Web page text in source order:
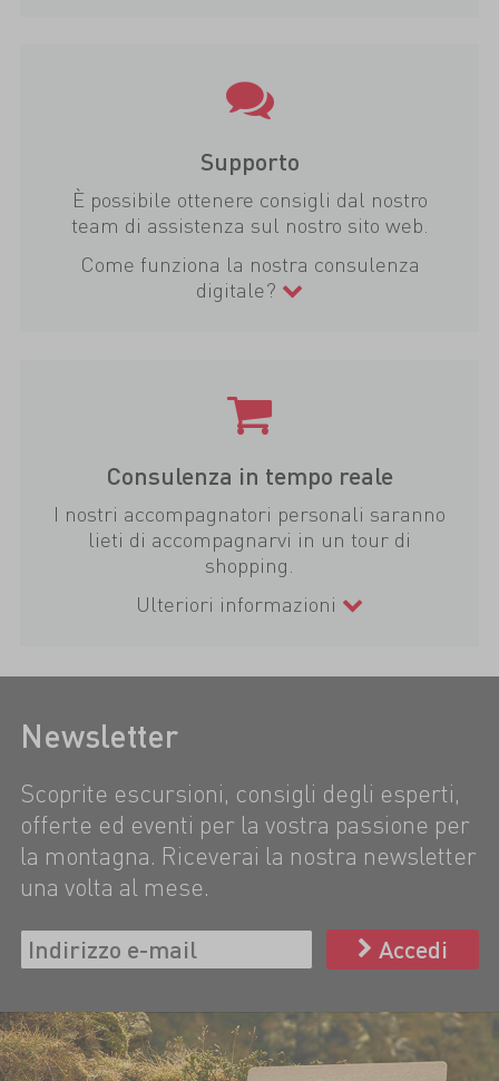
Supporto
È possibile ottenere consigli dal nostro
team di assistenza sul nostro sito web.
Come funziona la nostra consulenza
digitale?
Consulenza in tempo reale
I nostri accompagnatori personali saranno
lieti di accompagnarvi in un tour di
shopping.
Ulteriori informazioni
Newsletter
Scoprite escursioni, consigli degli esperti,
offerte ed eventi per la vostra passione per
la montagna. Riceverai la nostra newsletter
una volta al mese.
Accedi